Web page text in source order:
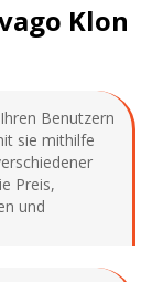
Klon
Benutzern
sie mithilfe
Preis,
und